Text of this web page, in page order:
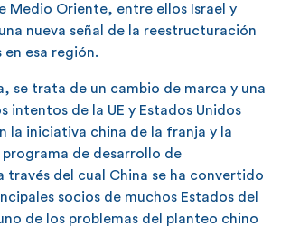
Medio Oriente, entre ellos Israel y
nueva señal de la reestructuración
en esa región.
se trata de un cambio de marca y una
intentos de la UE y Estados Unidos
la iniciativa china de la franja y la
de desarrollo de
través del cual China se ha convertido
socios de muchos Estados del
de los problemas del planteo chino